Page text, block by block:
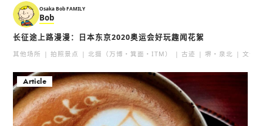
Osaka Bob FAMILY
Bob
长征途上路漫漫：日本东京2020奥运会好玩趣闻花絮
其他场所 拍照景点 北摄（万博・箕面・ITM） 古迹 堺・泉北 文化
Article